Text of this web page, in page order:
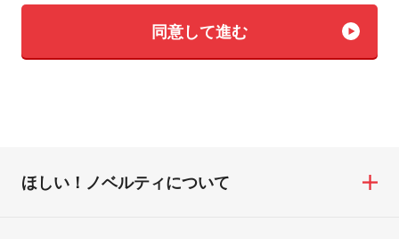
同意して進む
ほしい！ノベルティについて